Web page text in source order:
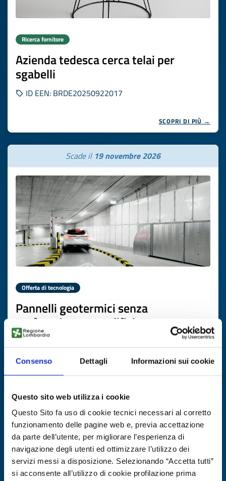
Consenso Dettagli Informazioni sui cookie
Questo sito web utilizza i cookie
Questo Sito fa uso di cookie tecnici necessari al corretto
funzionamento delle pagine web e, previa accettazione
da parte dell’utente, per migliorare l’esperienza di
navigazione degli utenti ed ottimizzare l’utilizzo dei
servizi messi a disposizione. Selezionando “Accetta tutti”
si acconsente all’utilizzo di cookie profilazione prima
Ricerca fornitore
Azienda tedesca cerca telai per
sgabelli
ID EEN: BRDE20250922017
SCOPRI DI PIÙ →
Scade il 19 novembre 2026
Offerta di tecnologia
Pannelli geotermici senza
perforazione per edifici e
infrastrutture
ID EEN: TOCH20251111016
Scade il19 novembre 2026